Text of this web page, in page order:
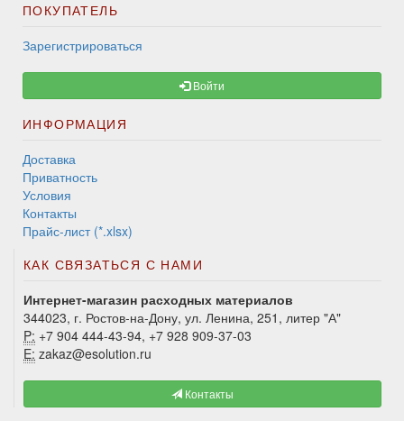
ПОКУПАТЕЛЬ
Зарегистрироваться
Войти
ИНФОРМАЦИЯ
Доставка
Приватность
Условия
Контакты
Прайс-лист (*.xlsx)
КАК СВЯЗАТЬСЯ С НАМИ
Интернет-магазин расходных материалов
344023, г. Ростов-на-Дону, ул. Ленина, 251, литер "А"
P: +7 904 444-43-94, +7 928 909-37-03
E: zakaz@esolution.ru
Контакты